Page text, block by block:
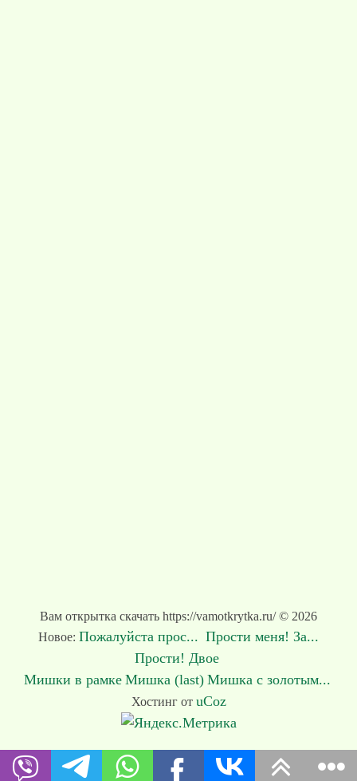
Вам открытка скачать https://vamotkrytka.ru/ © 2026
Новое: Пожалуйста прос... Прости меня! За...
Прости! Двое
Мишки в рамке Мишка (last) Мишка с золотым...
Хостинг от uCoz